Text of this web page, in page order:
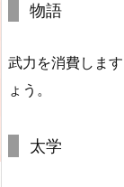
物語
武力を消費します
ょう。
太学